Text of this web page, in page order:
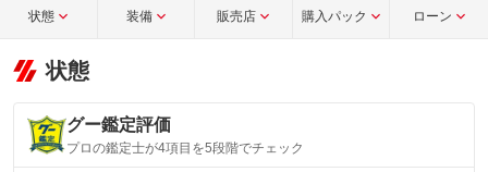
状態 装備 販売店 購入パック ローン
状態
グー鑑定評価
プロの鑑定士が4項目を5段階でチェック